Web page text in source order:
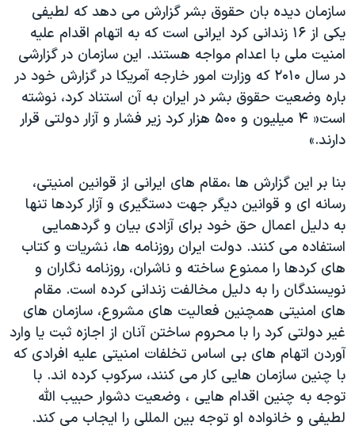
دادگاه حمید نوری
چهل سال گروگان‌گیری
قانون شفافیت دارائی کادر رهبری ایران
اعتراضات مردمی آبان ۹۸
همایش محافظه‌کاران آمریکا «سی‌پک»
صفحه‌های ویژه
سفر پرزیدنت ترامپ به چین
سازمان دیده بان حقوق بشر گزارش می دهد که لطیفی
یکی از ۱۶ زندانی کرد ایرانی است که به اتهام اقدام علیه
امنیت ملی با اعدام مواجه هستند. این سازمان در گزارشی
در سال ۲۰۱۰ که وزارت امور خارجه آمریکا در گزارش خود در
باره وضعیت حقوق بشر در ایران به آن استناد کرد، نوشته
است« ۴ میلیون و ۵۰۰ هزار کرد زیر فشار و آزار دولتی قرار
دارند.»
بنا بر این گزارش ها ،مقام های ایرانی از قوانین امنیتی،
رسانه ای و قوانین دیگر جهت دستگیری و آزار کردها تنها
به دلیل اعمال حق خود برای آزادی بیان و گردهمایی
استفاده می کنند. دولت ایران روزنامه ها، نشریات و کتاب
های کردها را ممنوع ساخته و ناشران، روزنامه نگاران و
نویسندگان را به دلیل مخالفت زندانی کرده است. مقام
های امنیتی همچنین فعالیت های مشروع، سازمان های
غیر دولتی کرد را با محروم ساختن آنان از اجازه ثبت یا وارد
آوردن اتهام های بی اساس تخلفات امنیتی علیه افرادی که
با چنین سازمان هایی کار می کنند، سرکوب کرده اند. با
توجه به چنین اقدام هایی ، وضعیت دشوار حبیب الله
لطیفی و خانواده او توجه بین المللی را ایجاب می کند.